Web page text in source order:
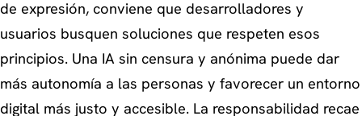
de expresión, conviene que desarrolladores y
usuarios busquen soluciones que respeten esos
principios. Una IA sin censura y anónima puede dar
más autonomía a las personas y favorecer un entorno
digital más justo y accesible. La responsabilidad recae